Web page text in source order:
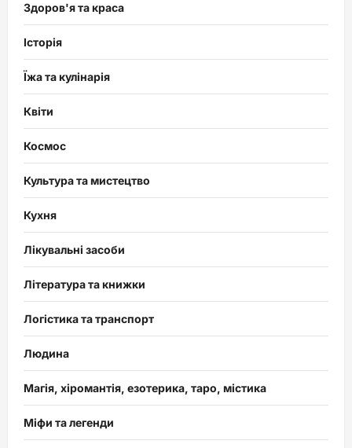
Здоров'я та краса
Історія
Їжа та кулінарія
Квіти
Космос
Культура та мистецтво
Кухня
Лікувальні засоби
Література та книжки
Логістика та транспорт
Людина
Магія, хіромантія, езотерика, таро, містика
Міфи та легенди